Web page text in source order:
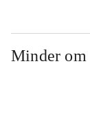
Minder om